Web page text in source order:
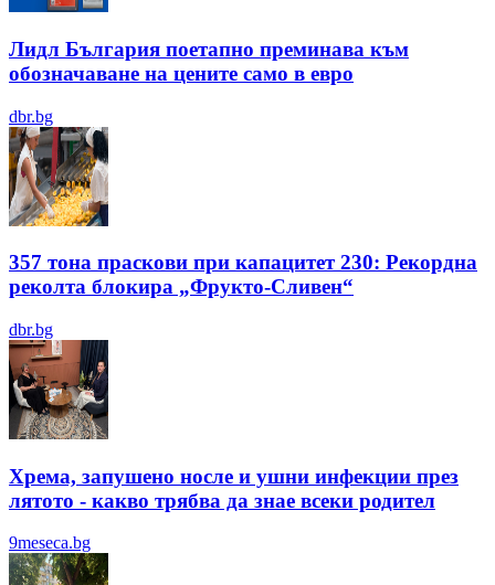
Лидл България поетапно преминава към
обозначаване на цените само в евро
dbr.bg
357 тона праскови при капацитет 230: Рекордна
реколта блокира „Фрукто-Сливен“
dbr.bg
Хрема, запушено носле и ушни инфекции през
лятотo - какво трябва да знае всеки родител
9meseca.bg